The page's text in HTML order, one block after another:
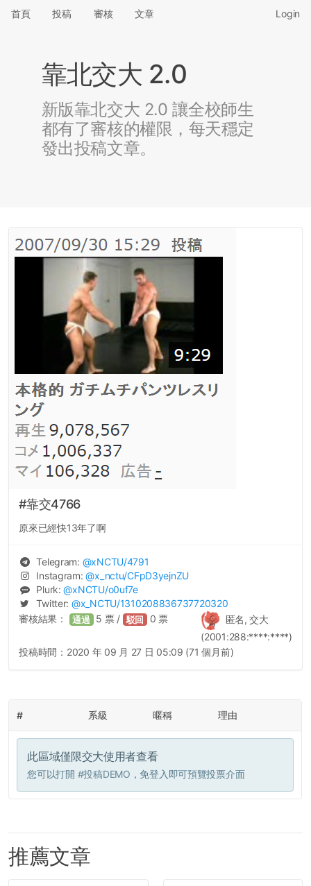
首頁 投稿 審核 文章 Login
靠北交大 2.0
新版靠北交大 2.0 讓全校師生
都有了審核的權限，每天穩定
發出投稿文章。
#靠交4766
原來已經快13年了啊
Telegram: @xNCTU/4791
Instagram:@x_nctu/CFpD3yejnZU
Plurk:@xNCTU/o0uf7e
Twitter: @x_NCTU/1310208836737720320
匿名, 交大
(2001:288:****:****)
審核結果： 通過 5 票 / 駁回 0 票
投稿時間： 2020 年 09 月 27 日 05:09 (71 個月前)
# 系級 暱稱 理由
此區域僅限交大使用者查看
您可以打開 #投稿DEMO ，免登入即可預覽投票介面
推薦文章